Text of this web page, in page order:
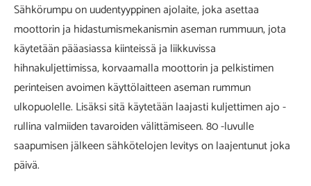
Sähkörumpu on uudentyyppinen ajolaite, joka asettaa
moottorin ja hidastumismekanismin aseman rummuun, jota
käytetään pääasiassa kiinteissä ja liikkuvissa
hihnakuljettimissa, korvaamalla moottorin ja pelkistimen
perinteisen avoimen käyttölaitteen aseman rummun
ulkopuolelle. Lisäksi sitä käytetään laajasti kuljettimen ajo -
rullina valmiiden tavaroiden välittämiseen. 80 -luvulle
saapumisen jälkeen sähkötelojen levitys on laajentunut joka
päivä.